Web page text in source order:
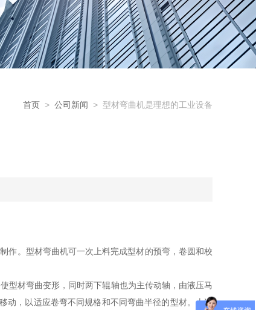
首页 > 公司新闻 > 型材弯曲机是理想的工业设备
作。型材弯曲机可一次上料完成型材的预弯，卷圆和校
型材弯曲变形，同时两下辊轴也为主传动轴，由液压马
动，以适应卷弯不同规格和不同弯曲半径的型材。上述